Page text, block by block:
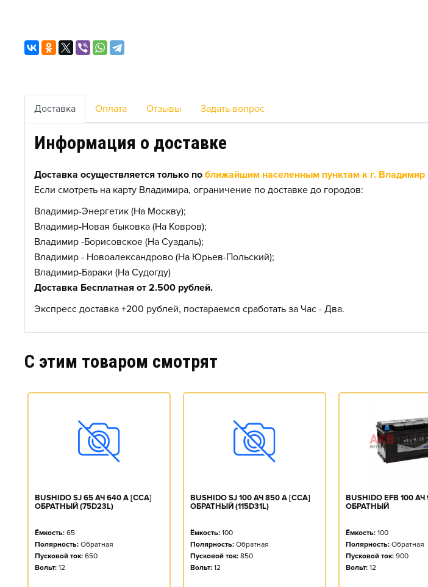
Доставка Оплата Отзывы Задать вопрос
Информация о доставке
Доставка осуществляется только по ближайшим населенным пунктам к г. Владимир
Если смотреть на карту Владимира, ограничение по доставке до городов:
Владимир-Энергетик (На Москву);
Владимир-Новая быковка (На Ковров);
Владимир -Борисовское (На Суздаль);
Владимир - Новоалександрово (На Юрьев-Польский);
Владимир-Бараки (На Судогду)
Доставка Бесплатная от 2.500 рублей.
Экспресс доставка +200 рублей, постараемся сработать за Час - Два.
C этим товаром смотрят
BUSHIDO SJ 65 АЧ 640 А [CCA]
ОБРАТНЫЙ (75D23L)
Ёмкость: 65
Полярность: Обратная
Пусковой ток: 650
Вольт: 12
BUSHIDO SJ 100 АЧ 850 А [CCA]
ОБРАТНЫЙ (115D31L)
Ёмкость: 100
Полярность: Обратная
Пусковой ток: 850
Вольт: 12
BUSHIDO EFB 100
ОБРАТНЫЙ
Ёмкость: 100
Полярность: Обратная
Пусковой ток: 900
Вольт: 12